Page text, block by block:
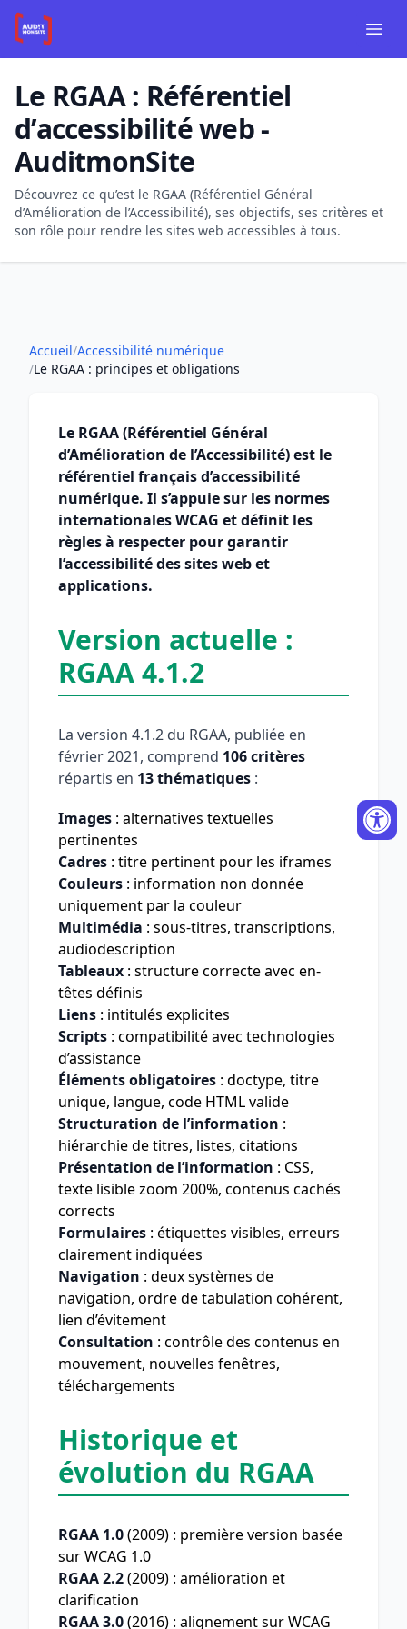
Aller au contenu principal
Le RGAA : Référentiel
d’accessibilité web -
AuditmonSite
Découvrez ce qu’est le RGAA (Référentiel Général
d’Amélioration de l’Accessibilité), ses objectifs, ses critères et
son rôle pour rendre les sites web accessibles à tous.
Accueil/Accessibilité numérique
/Le RGAA : principes et obligations
Le RGAA (Référentiel Général
d’Amélioration de l’Accessibilité) est le
référentiel français d’accessibilité
numérique. Il s’appuie sur les normes
internationales WCAG et définit les
règles à respecter pour garantir
l’accessibilité des sites web et
applications.
Version actuelle :
RGAA 4.1.2
La version 4.1.2 du RGAA, publiée en
février 2021, comprend 106 critères
répartis en 13 thématiques :
Images : alternatives textuelles
pertinentes
Cadres : titre pertinent pour les iframes
Couleurs : information non donnée
uniquement par la couleur
Multimédia : sous-titres, transcriptions,
audiodescription
Tableaux : structure correcte avec en-
têtes définis
Liens : intitulés explicites
Scripts : compatibilité avec technologies
d’assistance
Éléments obligatoires : doctype, titre
unique, langue, code HTML valide
Structuration de l’information :
hiérarchie de titres, listes, citations
Présentation de l’information : CSS,
texte lisible zoom 200%, contenus cachés
corrects
Formulaires : étiquettes visibles, erreurs
clairement indiquées
Navigation : deux systèmes de
navigation, ordre de tabulation cohérent,
lien d’évitement
Consultation : contrôle des contenus en
mouvement, nouvelles fenêtres,
téléchargements
Historique et
évolution du RGAA
RGAA 1.0(2009) : première version basée
sur WCAG 1.0
RGAA 2.2(2009) : amélioration et
clarification
RGAA 3.0(2016) : alignement sur WCAG
Panneau de gestion des cookies